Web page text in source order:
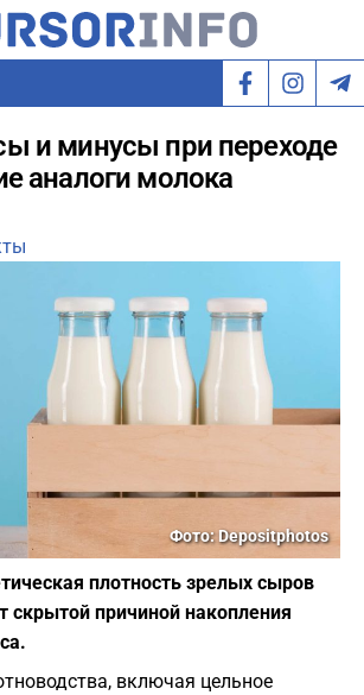
и минусы при переходе
аналоги молока
Фото: Depositphotos
плотность зрелых сыров
скрытой причиной накопления
включая цельное